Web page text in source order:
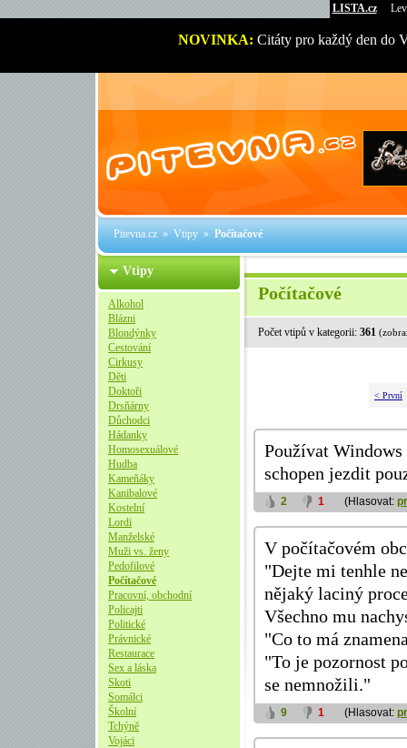
LISTA.cz
NOVINKA: Citáty pro každý den do
Pitevna.cz»Vtipy»Počítačové
Vtipy
Alkohol
Blázni
Blondýnky
Cestování
Cirkusy
Děti
Doktoři
Drsňárny
Důchodci
Hádanky
Homosexuálové
Hudba
Kameňáky
Kanibalové
Kostelní
Lordi
Manželské
Muži vs. ženy
Pedofilové
Počítačové
Pracovní, obchodní
Policajti
Politické
Právnické
Restaurace
Sex a láska
Skoti
Somálci
Školní
Tchýně
Vojáci
Počítačové
Počet vtipů v kategorii: 361
< První
Používat
schopen jezdit
2 1 (Hlasovat:
V počítačovém
"Dejte mi tenhle
nějaký laciný
Všechno mu
"Co to má
"To je pozornost
se nemnožili."
9 1 (Hlasovat: